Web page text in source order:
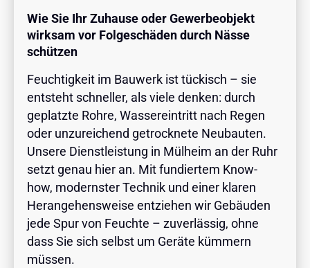
Wie Sie Ihr Zuhause oder Gewerbeobjekt
wirksam vor Folgeschäden durch Nässe
schützen
Feuchtigkeit im Bauwerk ist tückisch – sie
entsteht schneller, als viele denken: durch
geplatzte Rohre, Wassereintritt nach Regen
oder unzureichend getrocknete Neubauten.
Unsere Dienstleistung in Mülheim an der Ruhr
setzt genau hier an. Mit fundiertem Know-
how, modernster Technik und einer klaren
Herangehensweise entziehen wir Gebäuden
jede Spur von Feuchte – zuverlässig, ohne
dass Sie sich selbst um Geräte kümmern
müssen.